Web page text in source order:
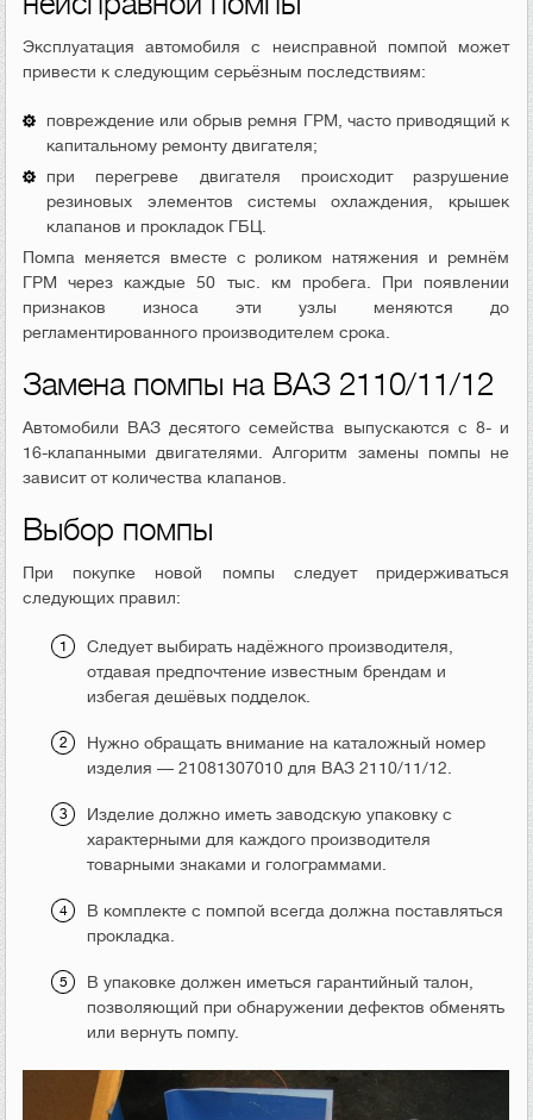
Эксплуатация автомобиля с неисправной помпой может
привести к следующим серьёзным последствиям:
повреждение или обрыв ремня ГРМ, часто приводящий к
капитальному ремонту двигателя;
при перегреве двигателя происходит разрушение
резиновых элементов системы охлаждения, крышек
клапанов и прокладок ГБЦ.
Помпа меняется вместе с роликом натяжения и ремнём
ГРМ через каждые 50 тыс. км пробега. При появлении
признаков износа эти узлы меняются до
регламентированного производителем срока.
Замена помпы на ВАЗ 2110/11/12
Автомобили ВАЗ десятого семейства выпускаются с 8- и
16-клапанными двигателями. Алгоритм замены помпы не
зависит от количества клапанов.
Выбор помпы
При покупке новой помпы следует придерживаться
следующих правил:
Следует выбирать надёжного производителя,
отдавая предпочтение известным брендам и
избегая дешёвых подделок.
Нужно обращать внимание на каталожный номер
изделия — 21081307010 для ВАЗ 2110/11/12.
Изделие должно иметь заводскую упаковку с
характерными для каждого производителя
товарными знаками и голограммами.
В комплекте с помпой всегда должна поставляться
прокладка.
В упаковке должен иметься гарантийный талон,
позволяющий при обнаружении дефектов обменять
или вернуть помпу.